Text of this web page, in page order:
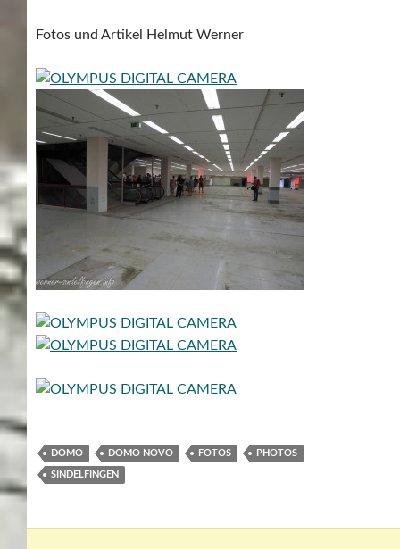
Fotos und Artikel Helmut Werner
DOMO DOMO NOVO FOTOS PHOTOS
SINDELFINGEN